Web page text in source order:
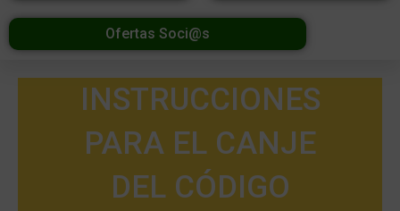
Ofertas Soci@s
INSTRUCCIONES
PARA EL CANJE
DEL CÓDIGO